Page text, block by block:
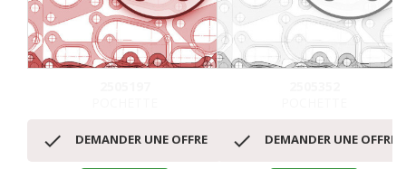
 DEMANDER UNE OFFRE  DEMANDER UNE OFFRE